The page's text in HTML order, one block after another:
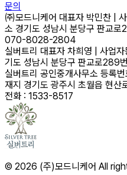
문의
㈜모드니케어 대표자 박민찬
소 경기도 성남시 분당구 판교
070-8028-2804
실버트리 대표자 차희영 사업자
기도 성남시 분당구 판교로289
실버트리 공인중개사무소 등록번
재지 경기도 광주시 초월읍 현산
전화 : 1533-8517
© 2026 (주)모드니케어 All